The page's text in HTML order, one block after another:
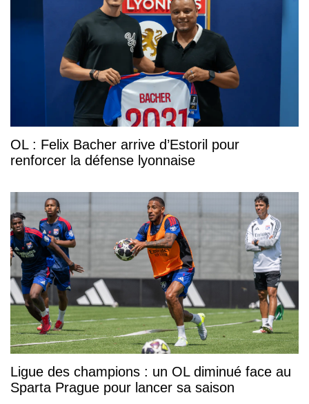
OL : Felix Bacher arrive d’Estoril pour
renforcer la défense lyonnaise
Ligue des champions : un OL diminué face au
Sparta Prague pour lancer sa saison